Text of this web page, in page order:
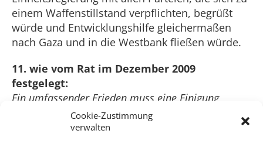
Cookie-Zustimmung
verwalten
einem Waffenstillstand verpflichten, begrüßt
würde und Entwicklungshilfe gleichermaßen
nach Gaza und in die Westbank fließen würde.
11. wie vom Rat im Dezember 2009
festgelegt:
Ein umfassender Frieden muss eine Einigung
zwischen Israel und Syrien sowie zwischen Israel
und dem Libanon beinhalten. Was die syrische